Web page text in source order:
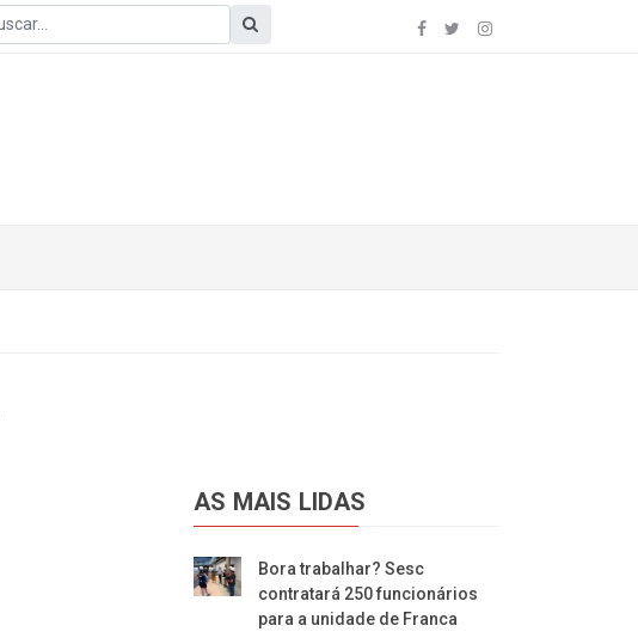
AS MAIS LIDAS
Bora trabalhar? Sesc
contratará 250 funcionários
para a unidade de Franca